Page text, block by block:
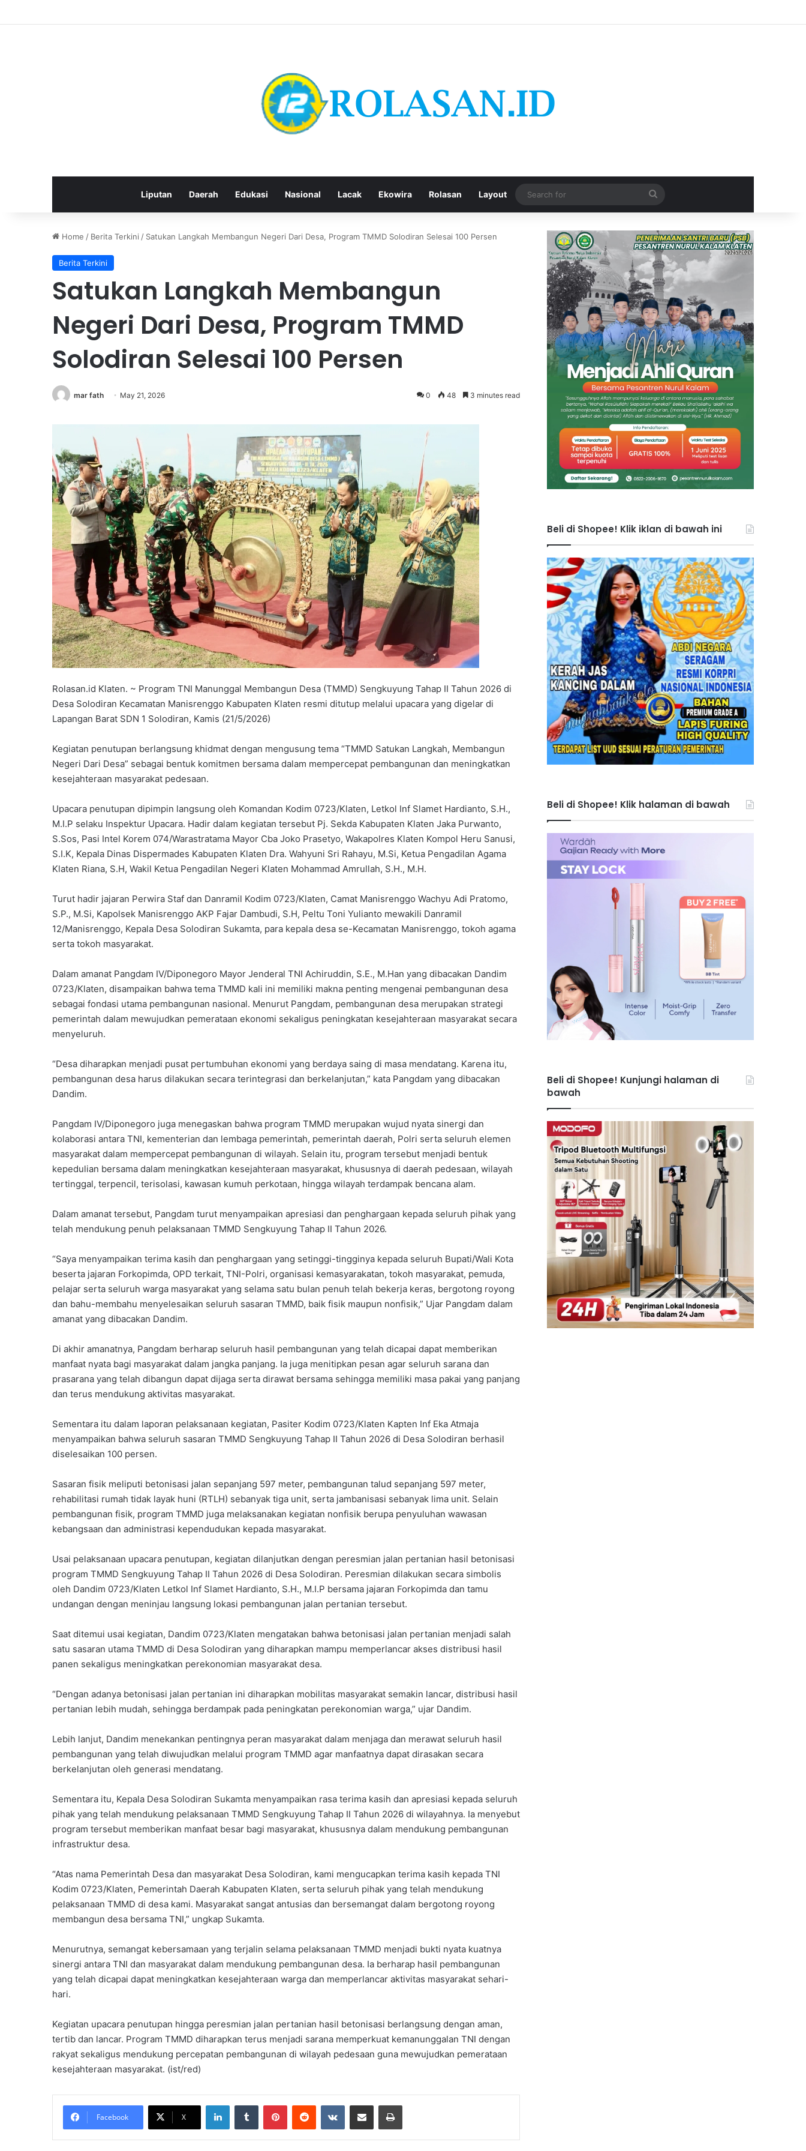
Liputan Daerah Edukasi Nasional Lacak Ekowira Rolasan Layout
Search
for
Home / Berita Terkini / Satukan Langkah Membangun Negeri Dari Desa, Program TMMD Solodiran Selesai 100 Persen
Berita Terkini
Satukan Langkah Membangun
Negeri Dari Desa, Program TMMD
Solodiran Selesai 100 Persen
mar fath May 21, 2026 0 48 3 minutes read
Rolasan.id Klaten. ~ Program TNI Manunggal Membangun Desa (TMMD) Sengkuyung Tahap II Tahun 2026 di
Desa Solodiran Kecamatan Manisrenggo Kabupaten Klaten resmi ditutup melalui upacara yang digelar di
Lapangan Barat SDN 1 Solodiran, Kamis (21/5/2026)
Kegiatan penutupan berlangsung khidmat dengan mengusung tema “TMMD Satukan Langkah, Membangun
Negeri Dari Desa” sebagai bentuk komitmen bersama dalam mempercepat pembangunan dan meningkatkan
kesejahteraan masyarakat pedesaan.
Upacara penutupan dipimpin langsung oleh Komandan Kodim 0723/Klaten, Letkol Inf Slamet Hardianto, S.H.,
M.I.P selaku Inspektur Upacara. Hadir dalam kegiatan tersebut Pj. Sekda Kabupaten Klaten Jaka Purwanto,
S.Sos, Pasi Intel Korem 074/Warastratama Mayor Cba Joko Prasetyo, Wakapolres Klaten Kompol Heru Sanusi,
S.I.K, Kepala Dinas Dispermades Kabupaten Klaten Dra. Wahyuni Sri Rahayu, M.Si, Ketua Pengadilan Agama
Klaten Riana, S.H, Wakil Ketua Pengadilan Negeri Klaten Mohammad Amrullah, S.H., M.H.
Turut hadir jajaran Perwira Staf dan Danramil Kodim 0723/Klaten, Camat Manisrenggo Wachyu Adi Pratomo,
S.P., M.Si, Kapolsek Manisrenggo AKP Fajar Dambudi, S.H, Peltu Toni Yulianto mewakili Danramil
12/Manisrenggo, Kepala Desa Solodiran Sukamta, para kepala desa se-Kecamatan Manisrenggo, tokoh agama
serta tokoh masyarakat.
Dalam amanat Pangdam IV/Diponegoro Mayor Jenderal TNI Achiruddin, S.E., M.Han yang dibacakan Dandim
0723/Klaten, disampaikan bahwa tema TMMD kali ini memiliki makna penting mengenai pembangunan desa
sebagai fondasi utama pembangunan nasional. Menurut Pangdam, pembangunan desa merupakan strategi
pemerintah dalam mewujudkan pemerataan ekonomi sekaligus peningkatan kesejahteraan masyarakat secara
menyeluruh.
“Desa diharapkan menjadi pusat pertumbuhan ekonomi yang berdaya saing di masa mendatang. Karena itu,
pembangunan desa harus dilakukan secara terintegrasi dan berkelanjutan,” kata Pangdam yang dibacakan
Dandim.
Pangdam IV/Diponegoro juga menegaskan bahwa program TMMD merupakan wujud nyata sinergi dan
kolaborasi antara TNI, kementerian dan lembaga pemerintah, pemerintah daerah, Polri serta seluruh elemen
masyarakat dalam mempercepat pembangunan di wilayah. Selain itu, program tersebut menjadi bentuk
kepedulian bersama dalam meningkatkan kesejahteraan masyarakat, khususnya di daerah pedesaan, wilayah
tertinggal, terpencil, terisolasi, kawasan kumuh perkotaan, hingga wilayah terdampak bencana alam.
Dalam amanat tersebut, Pangdam turut menyampaikan apresiasi dan penghargaan kepada seluruh pihak yang
telah mendukung penuh pelaksanaan TMMD Sengkuyung Tahap II Tahun 2026.
“Saya menyampaikan terima kasih dan penghargaan yang setinggi-tingginya kepada seluruh Bupati/Wali Kota
beserta jajaran Forkopimda, OPD terkait, TNI-Polri, organisasi kemasyarakatan, tokoh masyarakat, pemuda,
pelajar serta seluruh warga masyarakat yang selama satu bulan penuh telah bekerja keras, bergotong royong
dan bahu-membahu menyelesaikan seluruh sasaran TMMD, baik fisik maupun nonfisik,” Ujar Pangdam dalam
amanat yang dibacakan Dandim.
Di akhir amanatnya, Pangdam berharap seluruh hasil pembangunan yang telah dicapai dapat memberikan
manfaat nyata bagi masyarakat dalam jangka panjang. Ia juga menitipkan pesan agar seluruh sarana dan
prasarana yang telah dibangun dapat dijaga serta dirawat bersama sehingga memiliki masa pakai yang panjang
dan terus mendukung aktivitas masyarakat.
Sementara itu dalam laporan pelaksanaan kegiatan, Pasiter Kodim 0723/Klaten Kapten Inf Eka Atmaja
menyampaikan bahwa seluruh sasaran TMMD Sengkuyung Tahap II Tahun 2026 di Desa Solodiran berhasil
diselesaikan 100 persen.
Sasaran fisik meliputi betonisasi jalan sepanjang 597 meter, pembangunan talud sepanjang 597 meter,
rehabilitasi rumah tidak layak huni (RTLH) sebanyak tiga unit, serta jambanisasi sebanyak lima unit. Selain
pembangunan fisik, program TMMD juga melaksanakan kegiatan nonfisik berupa penyuluhan wawasan
kebangsaan dan administrasi kependudukan kepada masyarakat.
Usai pelaksanaan upacara penutupan, kegiatan dilanjutkan dengan peresmian jalan pertanian hasil betonisasi
program TMMD Sengkuyung Tahap II Tahun 2026 di Desa Solodiran. Peresmian dilakukan secara simbolis
oleh Dandim 0723/Klaten Letkol Inf Slamet Hardianto, S.H., M.I.P bersama jajaran Forkopimda dan tamu
undangan dengan meninjau langsung lokasi pembangunan jalan pertanian tersebut.
Saat ditemui usai kegiatan, Dandim 0723/Klaten mengatakan bahwa betonisasi jalan pertanian menjadi salah
satu sasaran utama TMMD di Desa Solodiran yang diharapkan mampu memperlancar akses distribusi hasil
panen sekaligus meningkatkan perekonomian masyarakat desa.
“Dengan adanya betonisasi jalan pertanian ini diharapkan mobilitas masyarakat semakin lancar, distribusi hasil
pertanian lebih mudah, sehingga berdampak pada peningkatan perekonomian warga,” ujar Dandim.
Lebih lanjut, Dandim menekankan pentingnya peran masyarakat dalam menjaga dan merawat seluruh hasil
pembangunan yang telah diwujudkan melalui program TMMD agar manfaatnya dapat dirasakan secara
berkelanjutan oleh generasi mendatang.
Sementara itu, Kepala Desa Solodiran Sukamta menyampaikan rasa terima kasih dan apresiasi kepada seluruh
pihak yang telah mendukung pelaksanaan TMMD Sengkuyung Tahap II Tahun 2026 di wilayahnya. Ia menyebut
program tersebut memberikan manfaat besar bagi masyarakat, khususnya dalam mendukung pembangunan
infrastruktur desa.
“Atas nama Pemerintah Desa dan masyarakat Desa Solodiran, kami mengucapkan terima kasih kepada TNI
Kodim 0723/Klaten, Pemerintah Daerah Kabupaten Klaten, serta seluruh pihak yang telah mendukung
pelaksanaan TMMD di desa kami. Masyarakat sangat antusias dan bersemangat dalam bergotong royong
membangun desa bersama TNI,” ungkap Sukamta.
Menurutnya, semangat kebersamaan yang terjalin selama pelaksanaan TMMD menjadi bukti nyata kuatnya
sinergi antara TNI dan masyarakat dalam mendukung pembangunan desa. Ia berharap hasil pembangunan
yang telah dicapai dapat meningkatkan kesejahteraan warga dan memperlancar aktivitas masyarakat sehari-
hari.
Kegiatan upacara penutupan hingga peresmian jalan pertanian hasil betonisasi berlangsung dengan aman,
tertib dan lancar. Program TMMD diharapkan terus menjadi sarana memperkuat kemanunggalan TNI dengan
rakyat sekaligus mendukung percepatan pembangunan di wilayah pedesaan guna mewujudkan pemerataan
kesejahteraan masyarakat. (ist/red)
Facebook X
Beli di Shopee! Klik iklan di bawah ini
Beli di Shopee! Klik halaman di bawah
Beli di Shopee! Kunjungi halaman di
bawah